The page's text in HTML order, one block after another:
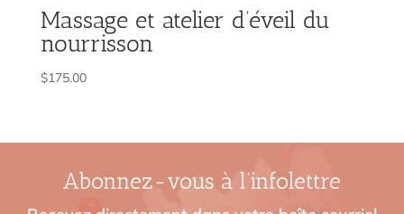
Massage et atelier d’éveil du
nourrisson
$175.00
Abonnez-vous à l’infolettre